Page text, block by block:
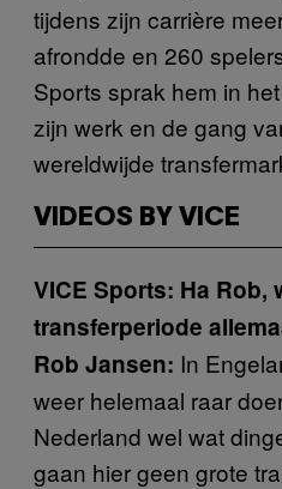
tijdens zijn carrière
afrondde en 260
Sports sprak hem in
zijn werk en de gang
wereldwijde
VIDEOS BY VICE
VICE Sports: Ha Rob,
transferperiode
Rob Jansen: In
weer helemaal raar
Nederland wel wat
gaan hier geen grote